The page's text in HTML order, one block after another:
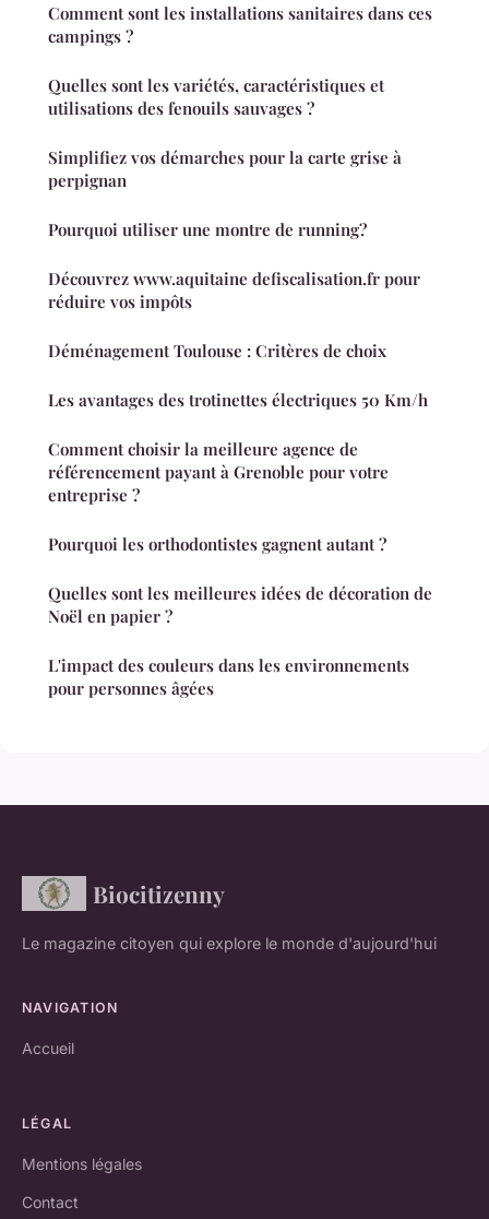
Comment sont les installations sanitaires dans ces
campings ?
Quelles sont les variétés, caractéristiques et
utilisations des fenouils sauvages ?
Simplifiez vos démarches pour la carte grise à
perpignan
Pourquoi utiliser une montre de running?
Découvrez www.aquitaine defiscalisation.fr pour
réduire vos impôts
Déménagement Toulouse : Critères de choix
Les avantages des trotinettes électriques 50 Km/h
Comment choisir la meilleure agence de
référencement payant à Grenoble pour votre
entreprise ?
Pourquoi les orthodontistes gagnent autant ?
Quelles sont les meilleures idées de décoration de
Noël en papier ?
L'impact des couleurs dans les environnements
pour personnes âgées
Biocitizenny
Le magazine citoyen qui explore le monde d'aujourd'hui
NAVIGATION
Accueil
LÉGAL
Mentions légales
Contact